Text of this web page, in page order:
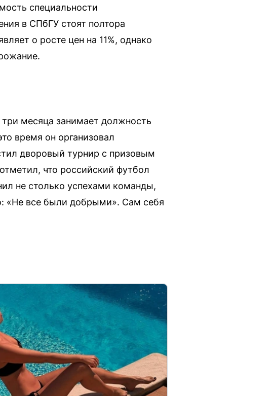
специальности
в СПбГУ стоят полтора
о росте цен на 11%, однако
месяца занимает должность
время он организовал
дворовый турнир с призовым
что российский футбол
не столько успехами команды,
«Не все были добрыми». Сам себя